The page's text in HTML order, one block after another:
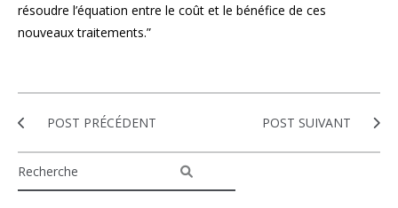
résoudre l’équation entre le coût et le bénéfice de ces
nouveaux traitements.”
POST PRÉCÉDENT POST SUIVANT